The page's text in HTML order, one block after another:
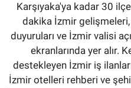
Karşıyaka'ya kadar 30
dakika İzmir
duyuruları ve İzmir valisi
ekranlarında yer alır.
destekleyen İzmir iş
İzmir otelleri rehberi ve